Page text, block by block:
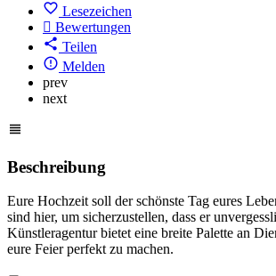
Lesezeichen
Bewertungen
Teilen
Melden
prev
next
Beschreibung
Eure Hochzeit soll der schönste Tag eures
sind hier, um sicherzustellen, dass er
Künstleragentur bietet eine breite Palette an
eure Feier perfekt zu machen.